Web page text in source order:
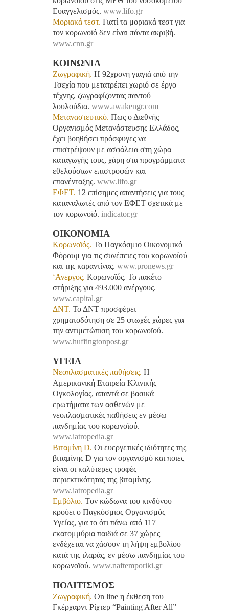
Ευαγγελισμός. www.lifo.gr
Μοριακά τεστ. Γιατί τα μοριακά τεστ για
τον κορωνοϊό δεν είναι πάντα ακριβή.
www.cnn.gr
ΚΟΙΝΩΝΙΑ
Ζωγραφική. H 92χρονη γιαγιά από την
Τσεχία που μετατρέπει χωριό σε έργο
τέχνης, ζωγραφίζοντας παντού
λουλούδια. www.awakengr.com
Μεταναστευτικό. Πως ο Διεθνής
Οργανισμός Μετανάστευσης Ελλάδος,
έχει βοηθήσει πρόσφυγες να
επιστρέψουν με ασφάλεια στη χώρα
καταγωγής τους, χάρη στα προγράμματα
εθελούσιων επιστροφών και
επανένταξης. www.lifo.gr
ΕΦΕΤ. 12 επίσημες απαντήσεις για τους
καταναλωτές από τον ΕΦΕΤ σχετικά με
τον κορωνοϊό. indicator.gr
ΟΙΚΟΝΟΜΙΑ
Κορωνοϊός. Το Παγκόσμιο Οικονομικό
Φόρουμ για τις συνέπειες του κορωνοϊού
και της καραντίνας. www.pronews.gr
‘Ανεργος. Κορωνοϊός. Το πακέτο
στήριξης για 493.000 ανέργους.
www.capital.gr
ΔΝΤ. Το ΔΝΤ προσφέρει
χρηματοδότηση σε 25 φτωχές χώρες για
την αντιμετώπιση του κορωνοϊού.
www.huffingtonpost.gr
ΥΓΕΙΑ
Νεοπλασματικές παθήσεις. H
Αμερικανική Εταιρεία Κλινικής
Ογκολογίας, απαντά σε βασικά
ερωτήματα των ασθενών με
νεοπλασματικές παθήσεις εν μέσω
πανδημίας του κορωνοϊού.
www.iatropedia.gr
Βιταμίνη D. Οι ευεργετικές ιδιότητες της
βιταμίνης D για τον οργανισμό και ποιες
είναι οι καλύτερες τροφές
περιεκτικότητας της βιταμίνης.
www.iatropedia.gr
Εμβόλιο. Tον κώδωνα του κινδύνου
κρούει ο Παγκόσμιος Οργανισμός
Υγείας, για το ότι πάνω από 117
εκατομμύρια παιδιά σε 37 χώρες
ενδέχεται να χάσουν τη λήψη εμβολίου
κατά της ιλαράς, εν μέσω πανδημίας του
κορωνοϊού. www.naftemporiki.gr
ΠΟΛΙΤΙΣΜΟΣ
Ζωγραφική. On line η έκθεση του
Γκέρχαρντ Ρίχτερ “Painting After All”